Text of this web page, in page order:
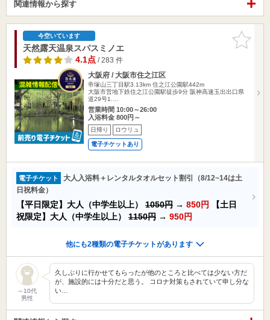
関連情報から探す
お気に入
りに追加
今空いています
天然露天温泉スパスミノエ
4.1点/ 283 件
大阪府 / 大阪市住之江区
帝塚山三丁目駅3.13km 住之江公園駅442m
大阪市営地下鉄住之江公園駅徒歩9分 阪神高速玉出出口県
道29号1.…
営業時間 10:00～26:00
入浴料金 800円～
日帰り ロウリュ
電子チケットあり
電子チケット
大人入浴料＋レンタルタオルセット割引（8/12~14は土
日祝料金）
【平日限定】大人（中学生以上） 1050円 → 850円
【土日
祝限定】大人（中学生以上） 1150円 → 950円
他にも2種類の電子チケットがあります
～10代
男性
久しぶりに行かせてもらったが他のところと比べては少ない方だ
が、施設的には十分だと思う。 コロナ対策もされていて申し分な
い…